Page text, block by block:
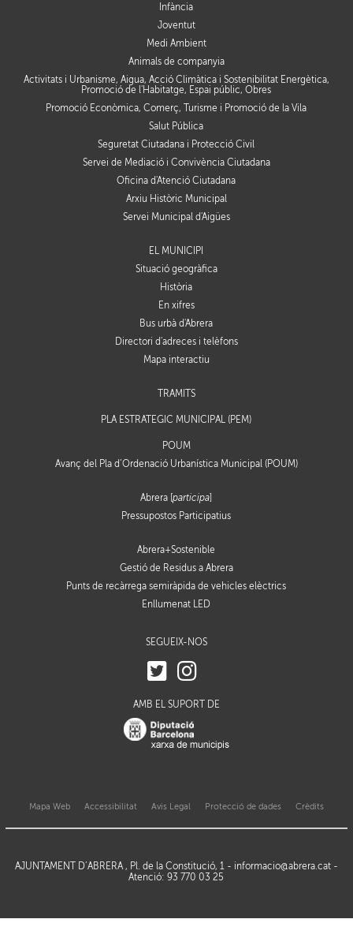
Infància
Joventut
Medi Ambient
Animals de companyia
Activitats i Urbanisme, Aigua, Acció Climàtica i Sostenibilitat Energètica,
Promoció de l'Habitatge, Espai públic, Obres
Promoció Econòmica, Comerç, Turisme i Promoció de la Vila
Salut Pública
Seguretat Ciutadana i Protecció Civil
Servei de Mediació i Convivència Ciutadana
Oficina d'Atenció Ciutadana
Arxiu Històric Municipal
Servei Municipal d'Aigües
EL MUNICIPI
Situació geogràfica
Història
En xifres
Bus urbà d'Abrera
Directori d'adreces i telèfons
Mapa interactiu
TRÀMITS
PLA ESTRATÈGIC MUNICIPAL (PEM)
POUM
Avanç del Pla d’Ordenació Urbanística Municipal (POUM)
Abrera [participa]
Pressupostos Participatius
Abrera+Sostenible
Gestió de Residus a Abrera
Punts de recàrrega semiràpida de vehicles elèctrics
Enllumenat LED
SEGUEIX-NOS
AMB EL SUPORT DE
Mapa Web Accessibilitat Avis Legal Protecció de dades Crèdits
AJUNTAMENT D’ABRERA , Pl. de la Constitució, 1 - informacio@abrera.cat-
Atenció: 93 770 03 25